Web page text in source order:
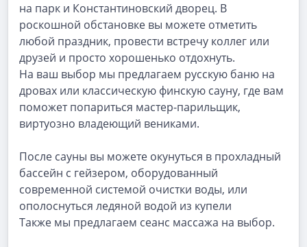
на парк и Константиновский дворец. В
роскошной обстановке вы можете отметить
любой праздник, провести встречу коллег или
друзей и просто хорошенько отдохнуть.
На ваш выбор мы предлагаем русскую баню на
дровах или классическую финскую сауну, где вам
поможет попариться мастер-парильщик,
виртуозно владеющий вениками.
После сауны вы можете окунуться в прохладный
бассейн с гейзером, оборудованный
современной системой очистки воды, или
ополоснуться ледяной водой из купели
Также мы предлагаем сеанс массажа на выбор.